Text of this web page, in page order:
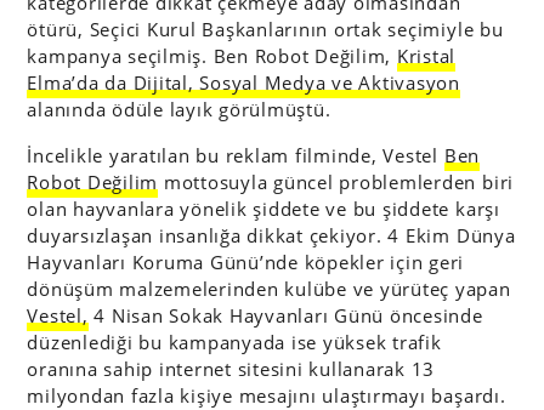
ötürü, Seçici Kurul Başkanlarının ortak seçimiyle bu
kampanya seçilmiş. Ben Robot Değilim, Kristal
Elma’da da Dijital, Sosyal Medya ve Aktivasyon
alanında ödüle layık görülmüştü.
İncelikle yaratılan bu reklam filminde, Vestel Ben
Robot Değilim mottosuyla güncel problemlerden biri
olan hayvanlara yönelik şiddete ve bu şiddete karşı
duyarsızlaşan insanlığa dikkat çekiyor. 4 Ekim Dünya
Hayvanları Koruma Günü’nde köpekler için geri
dönüşüm malzemelerinden kulübe ve yürüteç yapan
Vestel, 4 Nisan Sokak Hayvanları Günü öncesinde
düzenlediği bu kampanyada ise yüksek trafik
oranına sahip internet sitesini kullanarak 13
milyondan fazla kişiye mesajını ulaştırmayı başardı.